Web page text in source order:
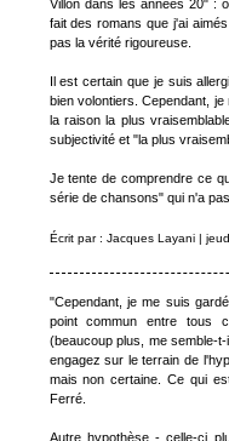
Villon dans les années 20" :
fait des romans que j'ai
pas la vérité rigoureuse.
Il est certain que je suis
bien volontiers. Cependant,
la raison la plus
subjectivité et "la plus
Je tente de comprendre ce
série de chansons" qui n'a
Écrit par : Jacques Layani |
"Cependant, je me suis
point commun entre tous
(beaucoup plus, me semble-
engagez sur le terrain de
mais non certaine. Ce qui
Ferré.
Autre hypothèse - celle-ci